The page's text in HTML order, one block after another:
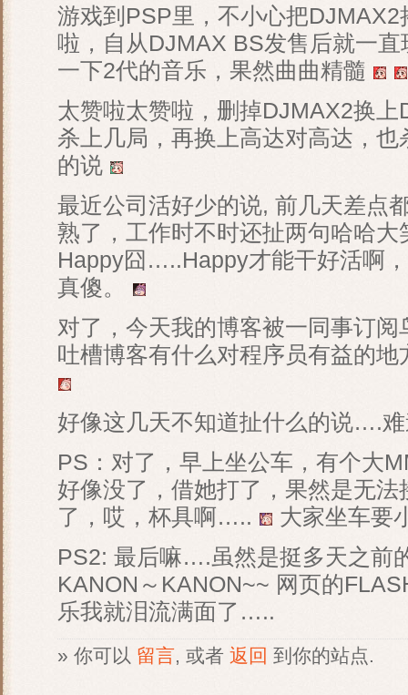
游戏到PSP里，不小心把
啦，自从DJMAX BS发售后就一
一下2代的音乐，果然曲曲精髓
太赞啦太赞啦，删掉DJMAX2换
杀上几局，再换上高达对高达，
的说
最近公司活好少的说, 前几天差
熟了，工作时不时还扯两句哈哈
Happy囧…..Happy才能干好活啊
真傻。
对了，今天我的博客被一同事订
吐槽博客有什么对程序员有益的
好像这几天不知道扯什么的说….
PS：对了，早上坐公车，有个大
好像没了，借她打了，果然是无
了，哎，杯具啊…..
大家坐车要
PS2: 最后嘛….虽然是挺多天之前
KANON～KANON~~ 网页的
乐我就泪流满面了…..
» 你可以 留言, 或者 返回 到你的站点.